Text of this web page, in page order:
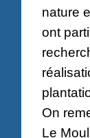
nature
ont
On
Le